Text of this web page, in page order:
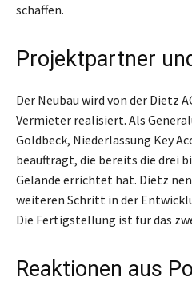
schaffen.
Projektpartner
Der Neubau wird von der Dietz
Vermieter realisiert. Als
Goldbeck, Niederlassung Key
beauftragt, die bereits die drei
Gelände errichtet hat. Dietz
weiteren Schritt in der
Die Fertigstellung ist für das
Reaktionen aus